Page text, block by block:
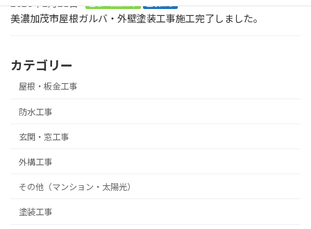
2026年2月21日
美濃加茂市屋根ガルバ・外壁塗装工事施工完了しました。
カテゴリー
屋根・板金工事
防水工事
玄関・窓工事
外構工事
その他（マンション・太陽光）
塗装工事